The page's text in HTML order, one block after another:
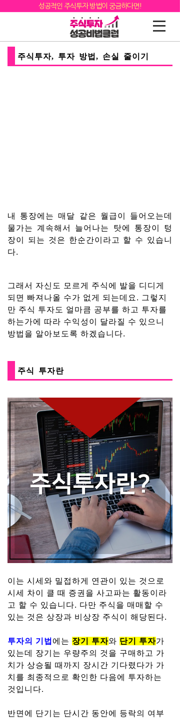
성공적인 주식투자 방법이 궁금하다면!
주식투자, 투자 방법, 손실 줄이기
내 통장에는 매달 같은 월급이 들어오는데
물가는 계속해서 늘어나는 탓에 통장이 텅
장이 되는 것은 한순간이라고 할 수 있습니
다.
그래서 자신도 모르게 주식에 발을 디디게
되면 빠져나올 수가 없게 되는데요. 그렇지
만 주식 투자도 얼마큼 공부를 하고 투자를
하는가에 따라 수익성이 달라질 수 있으니
방법을 알아보도록 하겠습니다.
주식 투자란
이는 시세와 밀접하게 연관이 있는 것으로
시세 차이 클 때 증권을 사고파는 활동이라
고 할 수 있습니다. 다만 주식을 매매할 수
있는 것은 상장과 비상장 주식이 해당된다.
투자의 기법 에는 장기 투자와 단기 투자가
있는데 장기는 우량주의 것을 구매하고 가
치가 상승될 때까지 장시간 기다렸다가 가
치를 최종적으로 확인한 다음에 투자하는
것입니다.
반면에 단기는 단시간 동안에 등락의 여부